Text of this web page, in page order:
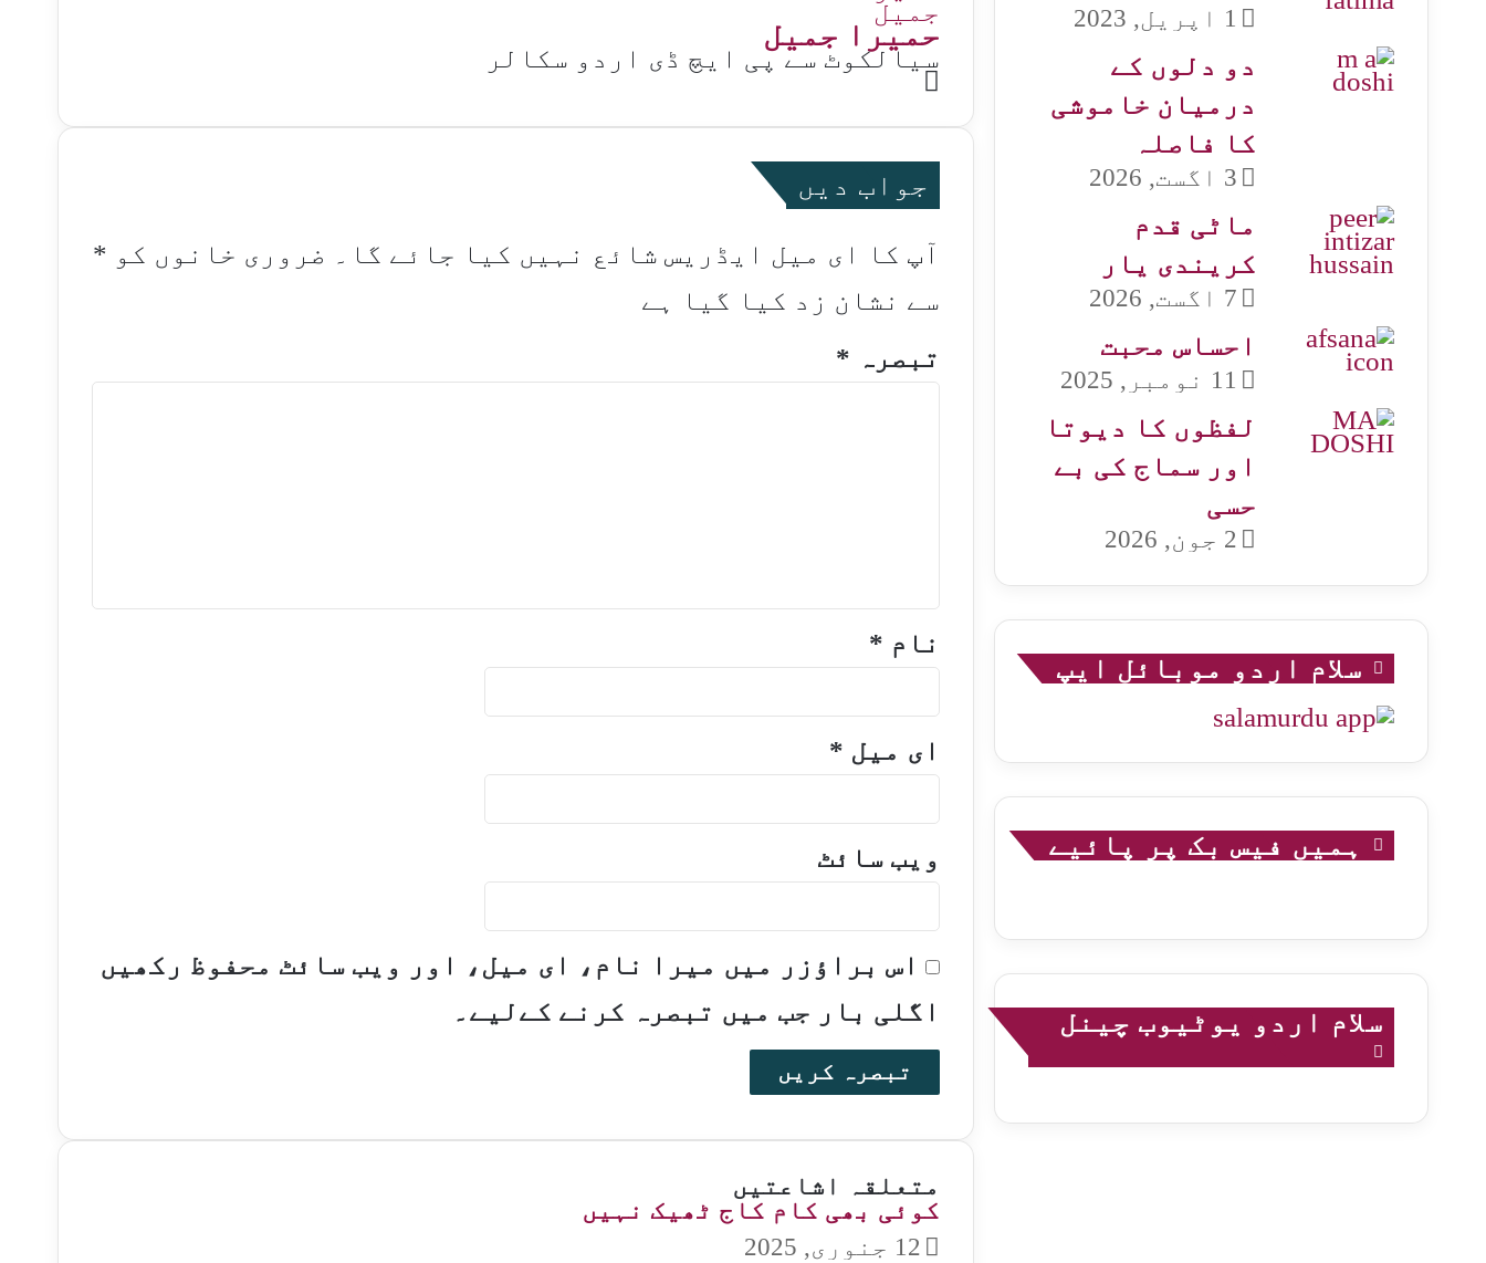
حمیرا جمیل
سیالکوٹ سے پی ایچ ڈی اردو سکالر
Website
جواب دیں
آپ کا ای میل ایڈریس شائع نہیں کیا جائے گا۔ ضروری خانوں کو *
سے نشان زد کیا گیا ہے
تبصرہ *
نام *
ای میل *
ویب‌ سائٹ
اس براؤزر میں میرا نام، ای میل، اور ویب سائٹ محفوظ رکھیں
اگلی بار جب میں تبصرہ کرنے کےلیے۔
متعلقہ اشاعتیں
کوئی بھی کام کاج ٹھیک نہیں
12 جنوری, 2025
1 اپریل, 2023
دو دلوں کے
درمیان خاموشی
کا فاصلہ
3 اگست, 2026
ماٹی قدم
کریندی یار
7 اگست, 2026
احساس محبت
11 نومبر, 2025
لفظوں کا دیوتا
اور سماج کی بے
حسی
2 جون, 2026
سلام اردو موبائل ایپ
ہمیں فیس بک پر پائیے
سلام اردو یوٹیوب چینل